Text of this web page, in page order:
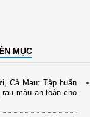
MỤC
Cà Mau: Tập huấn
màu an toàn cho